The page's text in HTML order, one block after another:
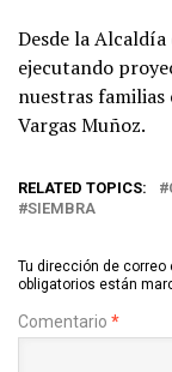
Desde la
ejecutando
nuestras familias
Vargas Muñoz.
RELATED TOPICS:
SIEMBRA
Tu dirección de correo
obligatorios están
Comentario *